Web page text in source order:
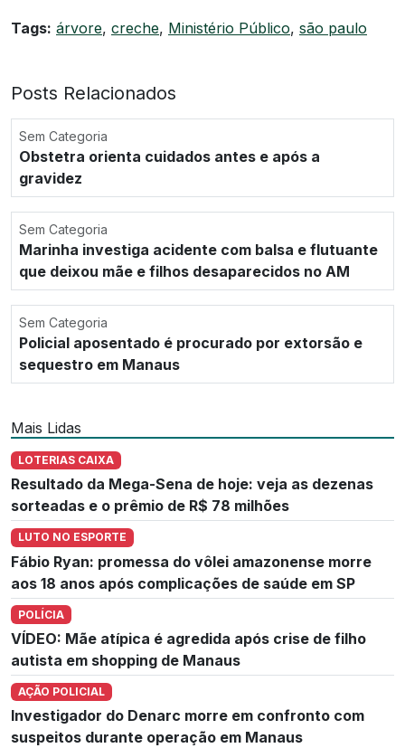
Tags: árvore, creche, Ministério Público, são paulo
Posts Relacionados
Sem Categoria
Obstetra orienta cuidados antes e após a
gravidez
Sem Categoria
Marinha investiga acidente com balsa e flutuante
que deixou mãe e filhos desaparecidos no AM
Sem Categoria
Policial aposentado é procurado por extorsão e
sequestro em Manaus
Mais Lidas
LOTERIAS CAIXA
Resultado da Mega-Sena de hoje: veja as dezenas
sorteadas e o prêmio de R$ 78 milhões
LUTO NO ESPORTE
Fábio Ryan: promessa do vôlei amazonense morre
aos 18 anos após complicações de saúde em SP
POLÍCIA
VÍDEO: Mãe atípica é agredida após crise de filho
autista em shopping de Manaus
AÇÃO POLICIAL
Investigador do Denarc morre em confronto com
suspeitos durante operação em Manaus